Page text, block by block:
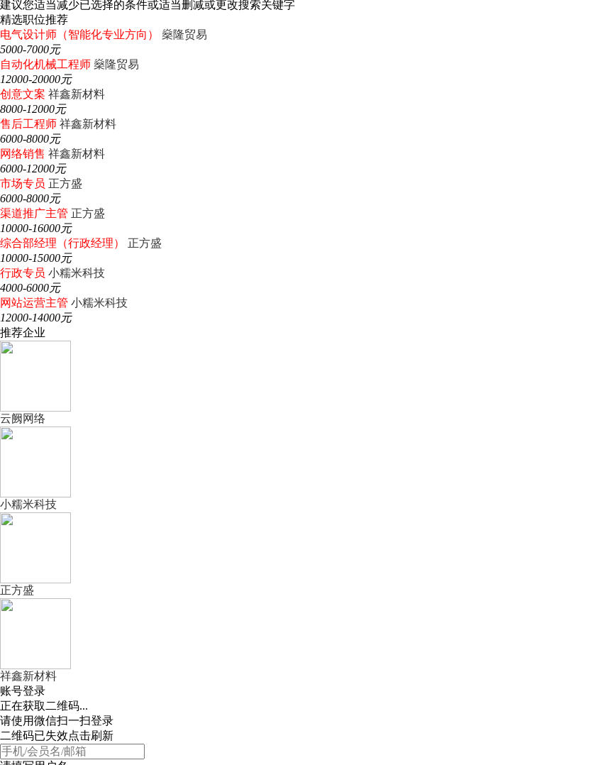
建议您适当减少已选择的条件或适当删减或更改搜索关键字
精选职位推荐
电气设计师（智能化专业方向）
燊隆贸易
5000-7000元
自动化机械工程师 燊隆贸易
12000-20000元
创意文案 祥鑫新材料
8000-12000元
售后工程师 祥鑫新材料
6000-8000元
网络销售 祥鑫新材料
6000-12000元
市场专员 正方盛
6000-8000元
渠道推广主管 正方盛
10000-16000元
综合部经理（行政经理）
正方盛
10000-15000元
行政专员 小糯米科技
4000-6000元
网站运营主管 小糯米科技
12000-14000元
推荐企业
云阙网络
小糯米科技
正方盛
祥鑫新材料
账号登录
正在获取二维码...
请使用微信扫一扫登录
二维码已失效点击刷新